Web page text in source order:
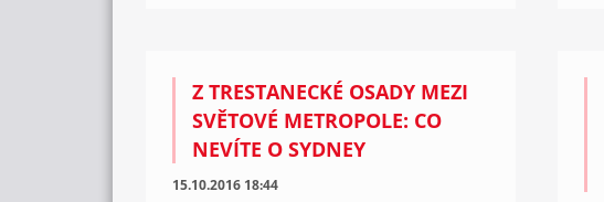
Z TRESTANECKÉ OSADY MEZI
SVĚTOVÉ METROPOLE: CO
NEVÍTE O SYDNEY
15.10.2016 18:44